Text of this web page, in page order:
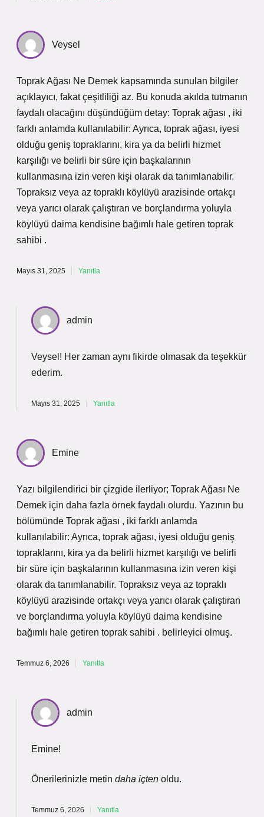
Veysel
Toprak Ağası Ne Demek kapsamında sunulan bilgiler
açıklayıcı, fakat çeşitliliği az. Bu konuda akılda tutmanın
faydalı olacağını düşündüğüm detay: Toprak ağası , iki
farklı anlamda kullanılabilir: Ayrıca, toprak ağası, iyesi
olduğu geniş topraklarını, kira ya da belirli hizmet
karşılığı ve belirli bir süre için başkalarının
kullanmasına izin veren kişi olarak da tanımlanabilir.
Topraksız veya az topraklı köylüyü arazisinde ortakçı
veya yarıcı olarak çalıştıran ve borçlandırma yoluyla
köylüyü daima kendisine bağımlı hale getiren toprak
sahibi .
Mayıs 31, 2025 Yanıtla
admin
Veysel! Her zaman aynı fikirde olmasak da teşekkür
ederim.
Mayıs 31, 2025 Yanıtla
Emine
Yazı bilgilendirici bir çizgide ilerliyor; Toprak Ağası Ne
Demek için daha fazla örnek faydalı olurdu. Yazının bu
bölümünde Toprak ağası , iki farklı anlamda
kullanılabilir: Ayrıca, toprak ağası, iyesi olduğu geniş
topraklarını, kira ya da belirli hizmet karşılığı ve belirli
bir süre için başkalarının kullanmasına izin veren kişi
olarak da tanımlanabilir. Topraksız veya az topraklı
köylüyü arazisinde ortakçı veya yarıcı olarak çalıştıran
ve borçlandırma yoluyla köylüyü daima kendisine
bağımlı hale getiren toprak sahibi . belirleyici olmuş.
Temmuz 6, 2026 Yanıtla
admin
Emine!
Önerilerinizle metin daha içten oldu.
Temmuz 6, 2026 Yanıtla